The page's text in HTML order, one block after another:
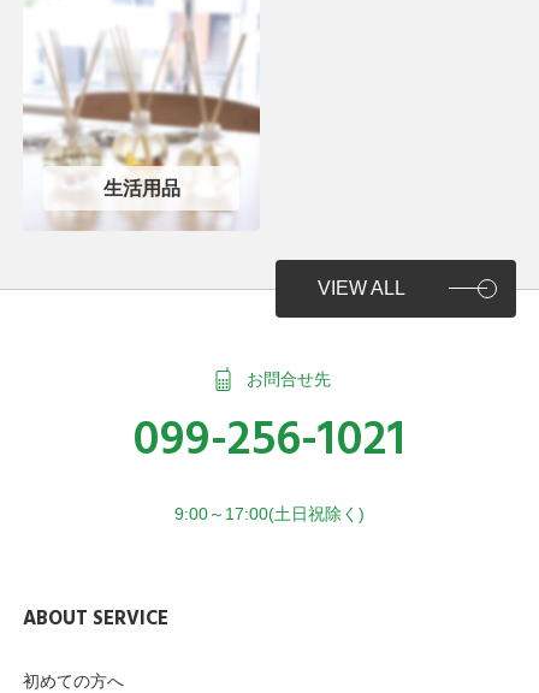
生活用品
VIEW ALL
お問合せ先
099-256-1021
9:00～17:00(土日祝除く)
ABOUT SERVICE
初めての方へ